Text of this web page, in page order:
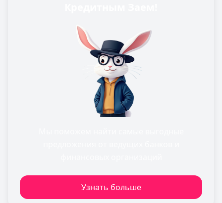
Узнать больше